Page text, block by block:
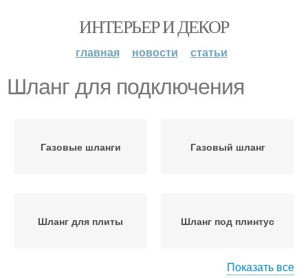
ИНТЕРЬЕР И ДЕКОР
главная новости статьи
Шланг для подключения
Газовые шланги Газовый шланг
Шланг для плиты Шланг под плинтус
Показать все